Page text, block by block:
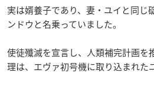
実は婿養子であり、妻・ユイと同じ
ンドウと名乗っていました。
使徒殲滅を宣言し、人類補完計画を
理は、エヴァ初号機に取り込まれた